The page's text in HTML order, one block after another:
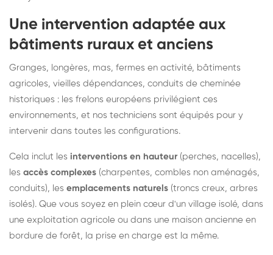
Une intervention adaptée aux
bâtiments ruraux et anciens
Granges, longères, mas, fermes en activité, bâtiments
agricoles, vieilles dépendances, conduits de cheminée
historiques : les frelons européens privilégient ces
environnements, et nos techniciens sont équipés pour y
intervenir dans toutes les configurations.
Cela inclut les interventions en hauteur (perches, nacelles),
les accès complexes (charpentes, combles non aménagés,
conduits), les emplacements naturels (troncs creux, arbres
isolés). Que vous soyez en plein cœur d'un village isolé, dans
une exploitation agricole ou dans une maison ancienne en
bordure de forêt, la prise en charge est la même.